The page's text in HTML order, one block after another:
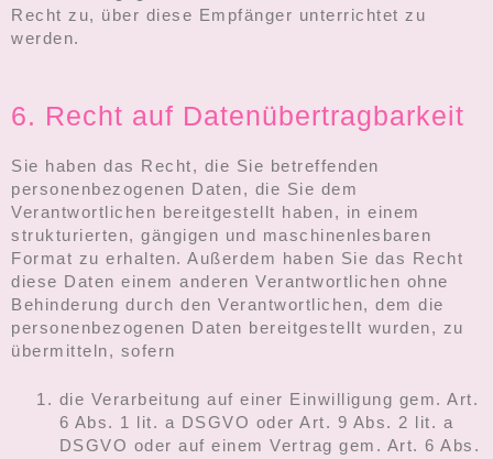
Recht zu, über diese Empfänger unterrichtet zu
werden.
6. Recht auf Datenübertragbarkeit
Sie haben das Recht, die Sie betreffenden
personenbezogenen Daten, die Sie dem
Verantwortlichen bereitgestellt haben, in einem
strukturierten, gängigen und maschinenlesbaren
Format zu erhalten. Außerdem haben Sie das Recht
diese Daten einem anderen Verantwortlichen ohne
Behinderung durch den Verantwortlichen, dem die
personenbezogenen Daten bereitgestellt wurden, zu
übermitteln, sofern
die Verarbeitung auf einer Einwilligung gem. Art.
6 Abs. 1 lit. a DSGVO oder Art. 9 Abs. 2 lit. a
DSGVO oder auf einem Vertrag gem. Art. 6 Abs.